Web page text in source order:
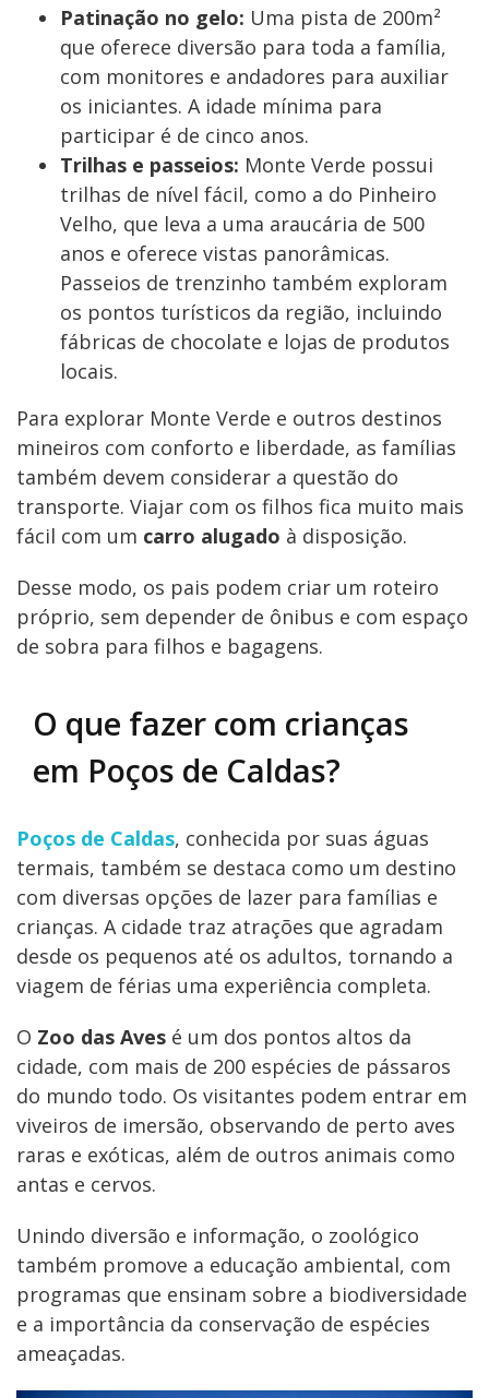
Patinação no gelo: Uma pista de 200m²
que oferece diversão para toda a família,
com monitores e andadores para auxiliar
os iniciantes. A idade mínima para
participar é de cinco anos.
Trilhas e passeios: Monte Verde possui
trilhas de nível fácil, como a do Pinheiro
Velho, que leva a uma araucária de 500
anos e oferece vistas panorâmicas.
Passeios de trenzinho também exploram
os pontos turísticos da região, incluindo
fábricas de chocolate e lojas de produtos
locais.
Para explorar Monte Verde e outros destinos
mineiros com conforto e liberdade, as famílias
também devem considerar a questão do
transporte. Viajar com os filhos fica muito mais
fácil com um carro alugado à disposição.
Desse modo, os pais podem criar um roteiro
próprio, sem depender de ônibus e com espaço
de sobra para filhos e bagagens.
O que fazer com crianças
em Poços de Caldas?
Poços de Caldas, conhecida por suas águas
termais, também se destaca como um destino
com diversas opções de lazer para famílias e
crianças. A cidade traz atrações que agradam
desde os pequenos até os adultos, tornando a
viagem de férias uma experiência completa.
O Zoo das Aves é um dos pontos altos da
cidade, com mais de 200 espécies de pássaros
do mundo todo. Os visitantes podem entrar em
viveiros de imersão, observando de perto aves
raras e exóticas, além de outros animais como
antas e cervos.
Unindo diversão e informação, o zoológico
também promove a educação ambiental, com
programas que ensinam sobre a biodiversidade
e a importância da conservação de espécies
ameaçadas.